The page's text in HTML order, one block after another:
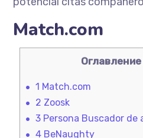
Match.com
Оглавление
1 Match.com
2 Zoosk
3Persona Buscador de
4BeNaughty